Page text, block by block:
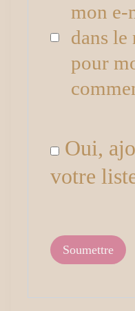
mon e-
dans le
pour
Oui,
votre